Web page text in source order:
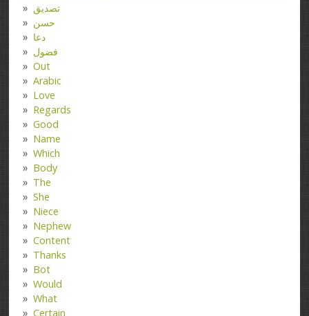
تصدیق
حسن
دعا
فضول
Out
Arabic
Love
Regards
Good
Name
Which
Body
The
She
Niece
Nephew
Content
Thanks
Bot
Would
What
Certain